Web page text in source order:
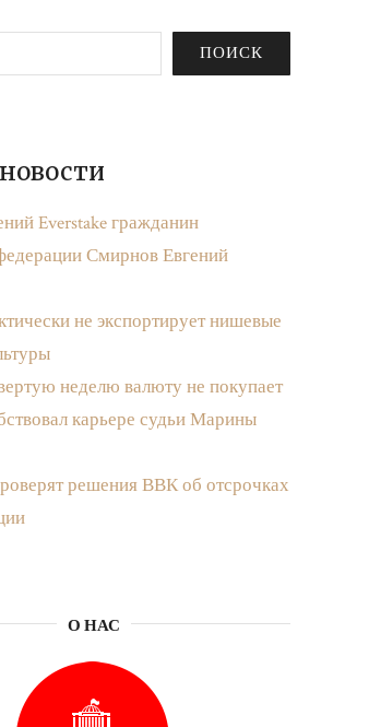
ПОИСК
Everstake гражданин
Смирнов Евгений
не экспортирует нишевые
неделю валюту не покупает
карьере судьи Марины
решения ВВК об отсрочках
О НАС